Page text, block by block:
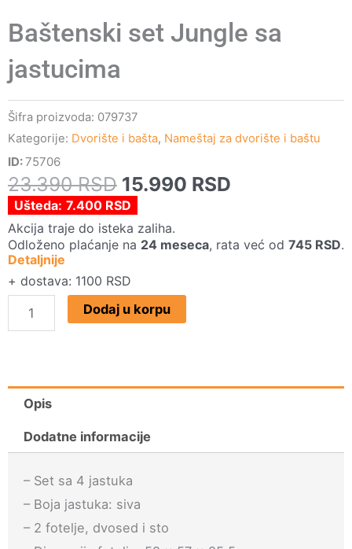
Baštenski set Jungle sa
jastucima
Šifra proizvoda: 079737
Kategorije: Dvorište i bašta, Nameštaj za dvorište i baštu
ID:75706
23.390RSD Originalna
cena
je
bila:
23.390 RSD.
15.990 RSD
15.990 RSD.
Ušteda: 7.400 RSD
Akcija traje do isteka zaliha.
Odloženo plaćanje na 24 meseca, rata već od 745 RSD.
Detaljnije
+ dostava: 1100 RSD
Baštenski
set
jastucima
Dodaj u korpu
Opis
Dodatne informacije
– Set sa 4 jastuka
– Boja jastuka: siva
– 2 fotelje, dvosed i sto